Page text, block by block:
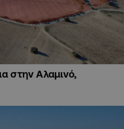
στην Αλαμινό,